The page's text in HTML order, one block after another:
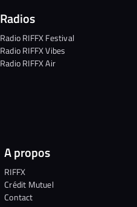
Radios
Radio RIFFX Festival
Radio RIFFX Vibes
Radio RIFFX Air
A propos
RIFFX
Crédit Mutuel
Contact